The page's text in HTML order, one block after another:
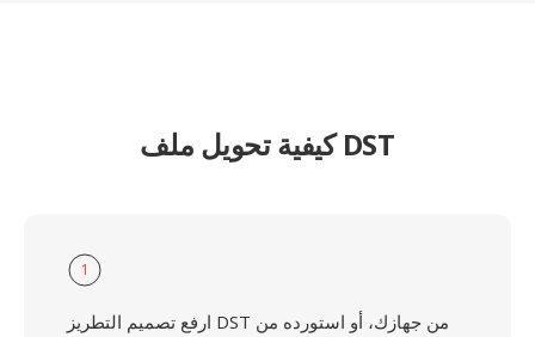
كيفية تحويل ملف DST
1
ارفع تصميم التطريز DST من جهازك، أو استورده من